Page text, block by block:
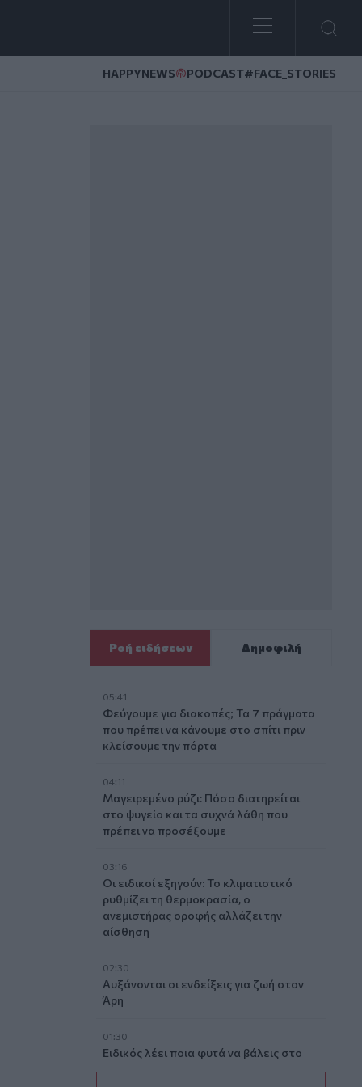
HAPPYNEWS PODCAST#FACE_STORIES
Ροή ειδήσεων Δημοφιλή
05:41
Φεύγουμε για διακοπές; Τα 7 πράγματα
που πρέπει να κάνουμε στο σπίτι πριν
κλείσουμε την πόρτα
04:11
Μαγειρεμένο ρύζι: Πόσο διατηρείται
στο ψυγείο και τα συχνά λάθη που
πρέπει να προσέξουμε
03:16
Οι ειδικοί εξηγούν: Το κλιματιστικό
ρυθμίζει τη θερμοκρασία, ο
ανεμιστήρας οροφής αλλάζει την
αίσθηση
02:30
Αυξάνονται οι ενδείξεις για ζωή στον
Άρη
01:30
Ειδικός λέει ποια φυτά να βάλεις στο
μπαλκόνι σου το καλοκαίρι